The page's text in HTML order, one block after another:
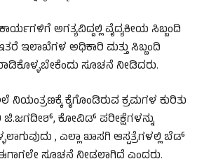
ಅಗತ್ಯವಿದ್ದಲ್ಲಿ ವೈದ್ಯಕೀಯ ಸಿಬ್ಬಂದಿ
ಇಲಾಖೆಗಳ ಅಧಿಕಾರಿ ಮತ್ತು ಸಿಬ್ಬಂದಿ
ಸೂಚನೆ ನೀಡಿದರು.
ಕೈಗೊಂಡಿರುವ ಕ್ರಮಗಳ ಕುರಿತು
ಜಿ.ಜಗದೀಶ್, ಕೋವಿಡ್ ಪರೀಕ್ಷೆಗಳನ್ನು
, ಎಲ್ಲಾ ಖಾಸಗಿ ಆಸ್ಪತ್ರೆಗಳಲ್ಲಿ ಬೆಡ್
ಸೂಚನೆ ನೀಡಲಾಗಿದೆ ಎಂದರು.